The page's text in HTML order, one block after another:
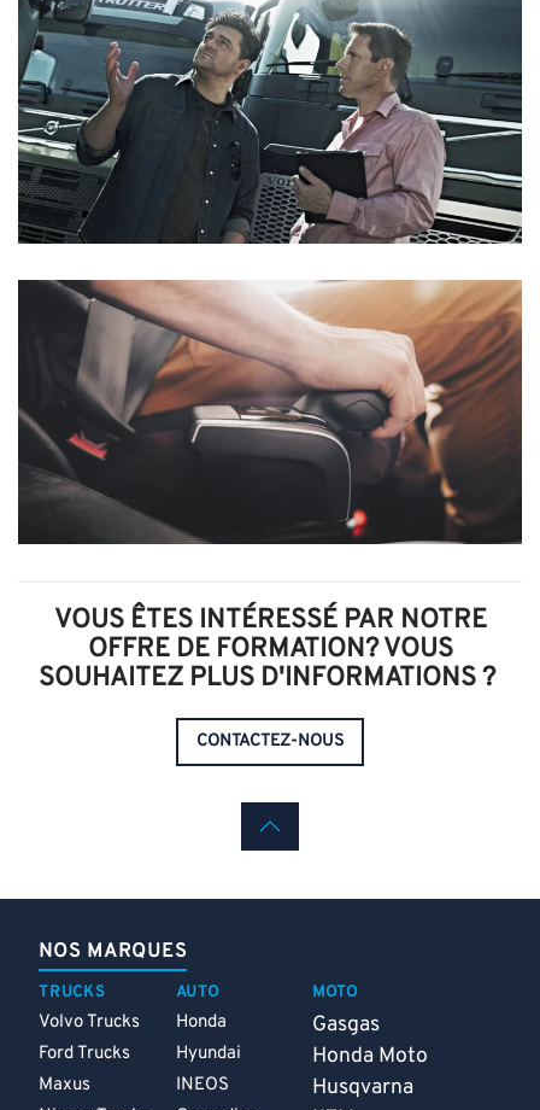
VOUS ÊTES INTÉRESSÉ PAR NOTRE
OFFRE DE FORMATION? VOUS
SOUHAITEZ PLUS D'INFORMATIONS ?
CONTACTEZ-NOUS
NOS MARQUES
TRUCKS
Volvo Trucks
Ford Trucks
Maxus
AUTO
Honda
Hyundai
INEOS
MOTO
Gasgas
Honda Moto
Husqvarna